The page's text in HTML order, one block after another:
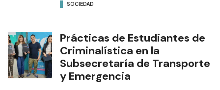
SOCIEDAD
Prácticas de Estudiantes de
Criminalística en la
Subsecretaría de Transporte
y Emergencia